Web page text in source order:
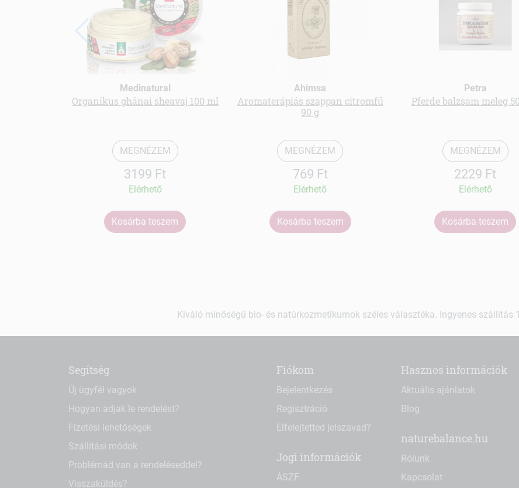
Medinatural
Organikus ghánai sheavaj 100 ml
MEGNÉZEM
3199 Ft
Elérhetõ
Kosárba teszem
Ahimsa
Aromaterápiás szappan citromfű
90 g
MEGNÉZEM
769 Ft
Elérhetõ
Kosárba teszem
Petra
Pferde balzsam meleg
MEGNÉZEM
2229 Ft
Elérhetõ
Kosárba teszem
Kiváló minőségű bio- és natúrkozmetikumok széles választéka. Ingyenes szállítás
Segítség
Új ügyfél vagyok
Hogyan adjak le rendelést?
Fizetési lehetőségek
Szállítási módok
Problémád van a rendeléseddel?
Visszaküldés?
Fiókom
Bejelentkezés
Regisztráció
Elfelejtetted jelszavad?
Jogi információk
ÁSZF
Hasznos információk
Aktuális ajánlatok
Blog
naturebalance.hu
Rólunk
Kapcsolat